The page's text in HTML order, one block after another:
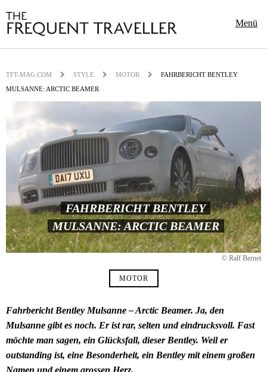
Menü
TFT-MAG.COM STYLE MOTOR
FAHRBERICHT BENTLEY
MULSANNE: ARCTIC BEAMER
FAHRBERICHT BENTLEY
MULSANNE: ARCTIC BEAMER
© Ralf Bernet
MOTOR
Fahrbericht Bentley Mulsanne – Arctic Beamer. Ja, den
Mulsanne gibt es noch. Er ist rar, selten und eindrucksvoll. Fast
möchte man sagen, ein Glücksfall, dieser Bentley. Weil er
outstanding ist, eine Besonderheit, ein Bentley mit einem großen
Namen und einem grossen Herz.